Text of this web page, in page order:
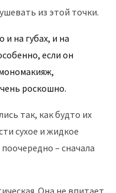
из этой точки.
на губах, и на
если он
роскошно.
так, как будто их
сухое и жидкое
– сначала
Она не впитает